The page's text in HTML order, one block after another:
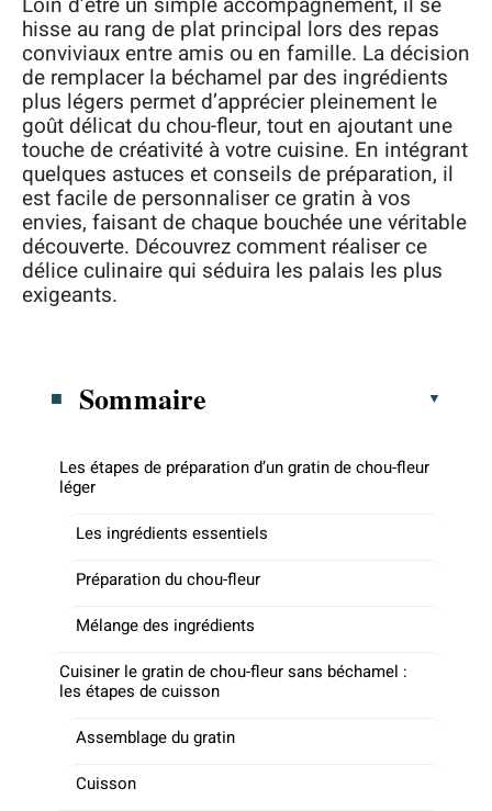
hisse au rang de plat principal lors des repas
conviviaux entre amis ou en famille. La décision
de remplacer la béchamel par des ingrédients
plus légers permet d’apprécier pleinement le
goût délicat du chou-fleur, tout en ajoutant une
touche de créativité à votre cuisine. En intégrant
quelques astuces et conseils de préparation, il
est facile de personnaliser ce gratin à vos
envies, faisant de chaque bouchée une véritable
découverte. Découvrez comment réaliser ce
délice culinaire qui séduira les palais les plus
exigeants.
Sommaire
Les étapes de préparation d’un gratin de chou-fleur
léger
Les ingrédients essentiels
Préparation du chou-fleur
Mélange des ingrédients
Cuisiner le gratin de chou-fleur sans béchamel :
les étapes de cuisson
Assemblage du gratin
Cuisson